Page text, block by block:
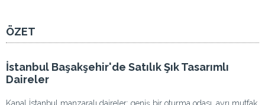
ÖZET
İstanbul Başakşehir'de Satılık Şık Tasarımlı
Daireler
Kanal İstanbul manzaralı daireler; geniş bir oturma odası, ayrı mutfak,